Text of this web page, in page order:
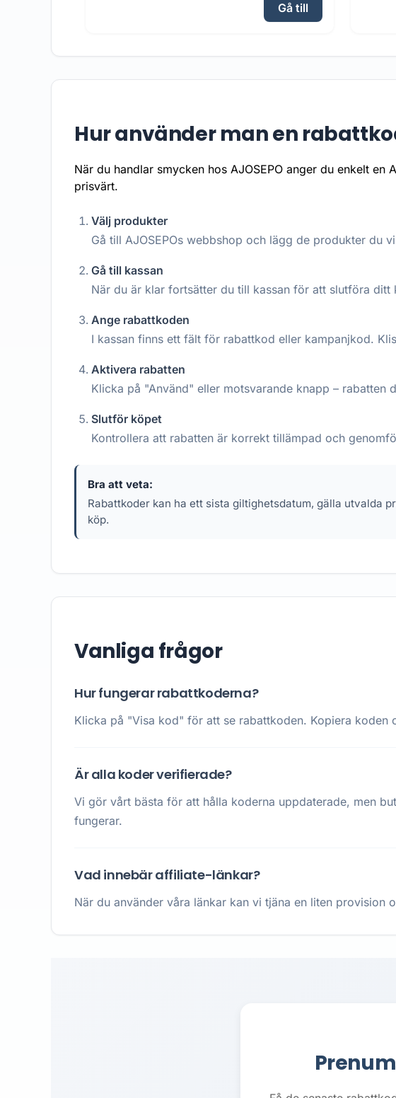
Gå till
Hur använder man en
När du handlar smycken hos AJOSEPO anger du enkelt
prisvärt.
Välj produkter
Gå till AJOSEPOs webbshop och lägg de produkter du
Gå till kassan
När du är klar fortsätter du till kassan för att slutföra ditt
Ange rabattkoden
I kassan finns ett fält för rabattkod eller kampanjkod.
Aktivera rabatten
Klicka på "Använd" eller motsvarande knapp – rabatten
Slutför köpet
Kontrollera att rabatten är korrekt tillämpad och
Bra att veta:
Rabattkoder kan ha ett sista giltighetsdatum, gälla utvalda
köp.
Vanliga frågor
Hur fungerar rabattkoderna?
Klicka på "Visa kod" för att se rabattkoden. Kopiera
Är alla koder verifierade?
Vi gör vårt bästa för att hålla koderna uppdaterade, men
fungerar.
Vad innebär affiliate-länkar?
När du använder våra länkar kan vi tjäna en liten